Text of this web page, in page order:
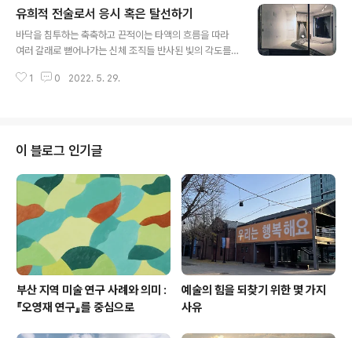
하다. 프로그램은 크게 두 가지 구성을 가진다. 하나는 정해
진 기간 동안 입주하여 해당 지역에 머무는 레지던시 형태
이고, 다른 하나는 약 5회에서 10회 정도 주기적인 모임을
고 보아도 무방하다. 이러한 프로그램은 참여 기획자 개개
유희적 전술로서 응시 혹은 탈선하기
바닥을 침투하는 축축하고 끈적이는 타액의 흐름을 따라
여러 갈래로 뻗어나가는 신체 조직들 반사된 빛의 각도를
면에 뚫린 검은 구멍과 그 속에 숨겨진 유물들 너머로 대기
하기 위해선 장소와 인프라, 작품과 신체의 접촉을 통한 뒤
얽힘과 화학작용으로 융해해 들어가는 연금술적인 눈이 필
요하다. 감상은 응접실을 향하는 길목에서부터 시작한다.
전시는 응접실이라는 공간 자체를 전유하며, 응접실은 인
천이라는 지형학적 플랫폼을 경유하여 공존하고 있기 때문
이다. ‘동인천역에서 20여분 정도의 보도 이동 ..
1 0 2022. 5. 29.
이 블로그 인기글
부산 지역 미술 연구 사례와 의미 :
『오영재 연구』를 중심으로
예술의 힘을 되찾기 위한 몇 가지
사유